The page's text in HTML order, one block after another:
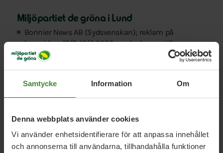
Samtycke Information Om
Denna webbplats använder cookies
Vi använder enhetsidentifierare för att anpassa innehållet
och annonserna till användarna, tillhandahålla funktioner
Miljöpartiet de gröna i Lund
Bonnier News AB (Sydsvenskan); reklam på
hemsidan; 17/8-13/9 2026, med relevans till
kommunvalet i Lund kommun, läsare av
Sydsvenskan, Lunds kommun, 42.500 SEK inkl.
13/9 2026, med relevans till kommunvalet i Lunds
kommun, Lunds kommun med omnejd, 120.000 SEK
inkl. moms.